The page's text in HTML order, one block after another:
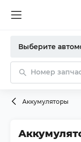
Выберите
Номер
Аккумуляторы